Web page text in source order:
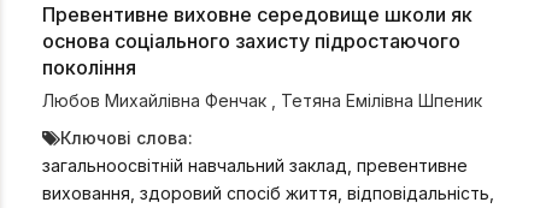
Превентивне виховне середовище школи як
основа соціального захисту підростаючого
покоління
Любов Михайлівна Фенчак
Тетяна Емілівна Шпеник
Ключові слова:
загальноосвітній навчальний заклад, превентивне
виховання, здоровий спосіб життя, відповідальність,